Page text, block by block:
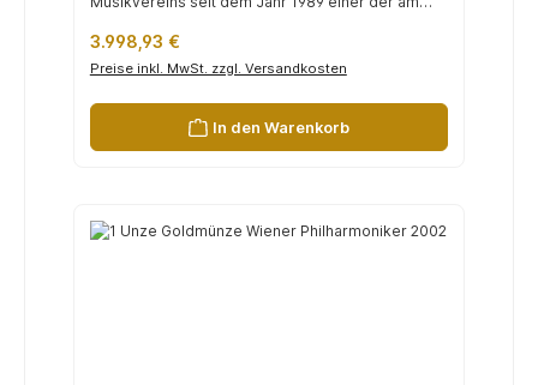
Regulärer Preis:
3.998,93 €
Preise inkl. MwSt. zzgl. Versandkosten
In den Warenkorb